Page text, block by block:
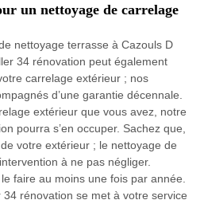
un nettoyage de carrelage
nettoyage terrasse à Cazouls D
34 rénovation peut également
carrelage extérieur ; nos
d’une garantie décennale.
extérieur que vous avez, notre
pourra s’en occuper. Sachez que,
votre extérieur ; le nettoyage de
à ne pas négliger.
faire au moins une fois par année.
rénovation se met à votre service